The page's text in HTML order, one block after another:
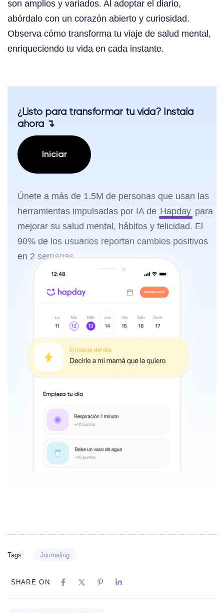
son amplios y variados. Al adoptar el diario,
abórdalo con un corazón abierto y curiosidad.
Observa cómo transforma tu viaje de salud mental,
enriqueciendo tu vida en cada instante.
¿Listo para transformar tu vida? Instala
ahora ↴
Iniciar
Únete a más de 1.5M de personas que usan las
herramientas impulsadas por IA de Hapday para
mejorar su salud mental, hábitos y felicidad. El
90% de los usuarios reportan cambios positivos
en 2 semanas.
Tags: Journaling
SHARE ON